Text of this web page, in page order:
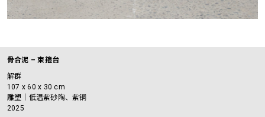
骨合泥 – 束箍台
解群
107 x 60 x 30 cm
雕塑｜低温紫砂陶、紫铜
2025